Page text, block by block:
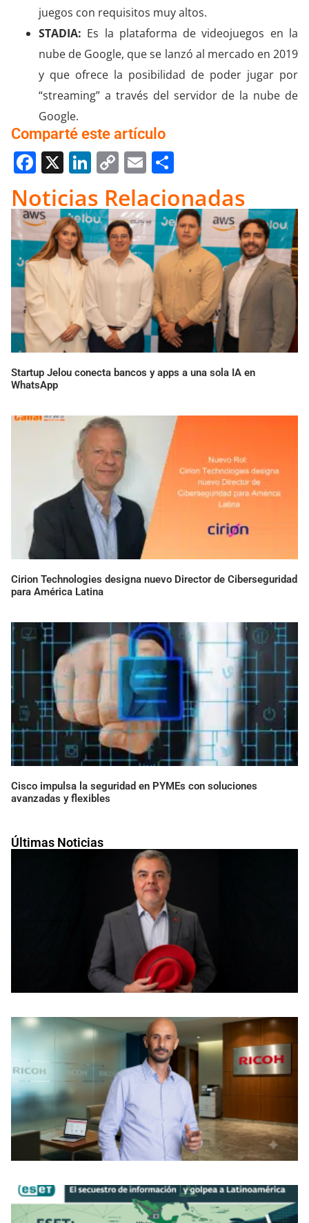
Últimas Noticias
juegos con requisitos muy altos.
STADIA: Es la plataforma de videojuegos en la
nube de Google, que se lanzó al mercado en 2019
y que ofrece la posibilidad de poder jugar por
“streaming” a través del servidor de la nube de
Google.
Comparté este artículo
Facebook
X LinkedIn
Copy
Link
Email
Noticias Relacionadas
Startup Jelou conecta bancos y apps a una sola IA en
WhatsApp
Cirion Technologies designa nuevo Director de Ciberseguridad
para América Latina
Cisco impulsa la seguridad en PYMEs con soluciones
avanzadas y flexibles